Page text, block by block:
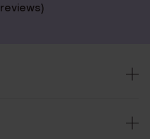
reviews)